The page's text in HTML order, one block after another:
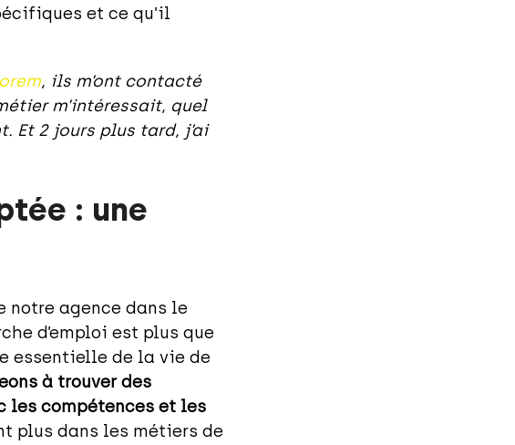
et ce qu’il
, ils m’ont contacté
m’intéressait, quel
Et 2 jours plus tard, j’ai
: une
notre agence dans le
d’emploi est plus que
essentielle de la vie de
à trouver des
les compétences et les
plus dans les métiers de